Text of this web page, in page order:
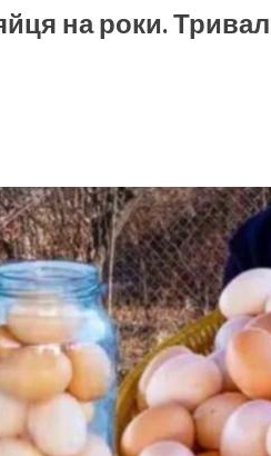
на роки.